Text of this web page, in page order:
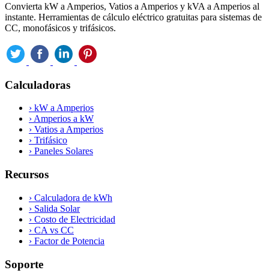
Convierta kW a Amperios, Vatios a Amperios y kVA a Amperios al
instante. Herramientas de cálculo eléctrico gratuitas para sistemas de
CC, monofásicos y trifásicos.
Calculadoras
› kW a Amperios
›Amperios a kW
› Vatios a Amperios
› Trifásico
› Paneles Solares
Recursos
› Calculadora de kWh
› Salida Solar
› Costo de Electricidad
› CA vs CC
› Factor de Potencia
Soporte